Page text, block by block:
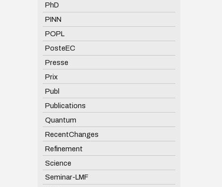
PhD
PINN
POPL
PosteEC
Presse
Prix
Publ
Publications
Quantum
RecentChanges
Refinement
Science
Seminar-LMF